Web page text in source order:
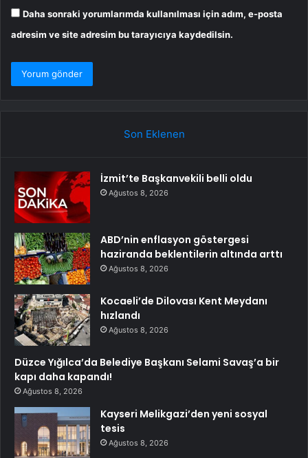
Daha sonraki yorumlarımda kullanılması için adım, e-posta
adresim ve site adresim bu tarayıcıya kaydedilsin.
Son Eklenen
İzmit’te Başkanvekili belli oldu
Ağustos 8, 2026
ABD’nin enflasyon göstergesi
haziranda beklentilerin altında arttı
Ağustos 8, 2026
Kocaeli’de Dilovası Kent Meydanı
hızlandı
Ağustos 8, 2026
Düzce Yığılca’da Belediye Başkanı Selami Savaş’a bir
kapı daha kapandı!
Ağustos 8, 2026
Kayseri Melikgazi’den yeni sosyal
tesis
Ağustos 8, 2026